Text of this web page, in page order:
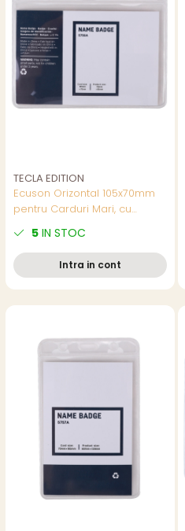
TECLA EDITION
Ecuson Orizontal 105x70mm
pentru Carduri Mari, cu
pentru Prindere - Suport
Flexibil Badge, Model 5756A
5 IN STOC
Intra in cont